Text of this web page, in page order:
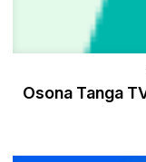
Osona Tanga